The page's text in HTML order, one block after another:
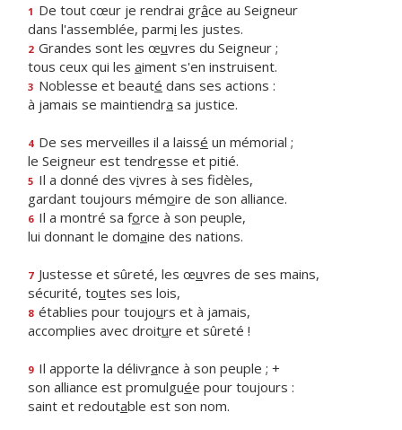
1 De tout cœur je rendrai grâce au Seigneur
dans l'assemblée, parmi les justes.
2 Grandes sont les œuvres du Seigneur ;
tous ceux qui les aiment s'en instruisent.
3 Noblesse et beauté dans ses actions :
à jamais se maintiendra sa justice.
4 De ses merveilles il a laissé un mémorial ;
le Seigneur est tendresse et pitié.
5 Il a donné des vivres à ses fidèles,
gardant toujours mémoire de son alliance.
6 Il a montré sa force à son peuple,
lui donnant le domaine des nations.
7 Justesse et sûreté, les œuvres de ses mains,
sécurité, toutes ses lois,
8 établies pour toujours et à jamais,
accomplies avec droiture et sûreté !
9 Il apporte la délivrance à son peuple ; +
son alliance est promulguée pour toujours :
saint et redoutable est son nom.